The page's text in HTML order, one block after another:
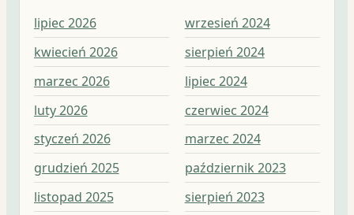
lipiec 2026
kwiecień 2026
marzec 2026
luty 2026
styczeń 2026
grudzień 2025
listopad 2025
wrzesień 2024
sierpień 2024
lipiec 2024
czerwiec 2024
marzec 2024
październik 2023
sierpień 2023